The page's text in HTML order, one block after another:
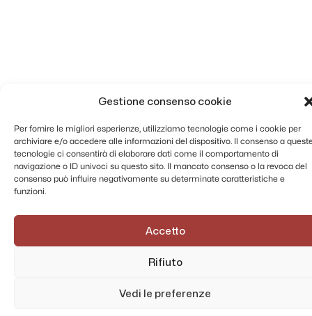
Gestione consenso cookie
Per fornire le migliori esperienze, utilizziamo tecnologie come i cookie per
archiviare e/o accedere alle informazioni del dispositivo. Il consenso a
tecnologie ci consentirà di elaborare dati come il comportamento di
navigazione o ID univoci su questo sito. Il mancato consenso o la revoca del
consenso può influire negativamente su determinate caratteristiche e
funzioni.
Accetto
Rifiuto
Vedi le preferenze